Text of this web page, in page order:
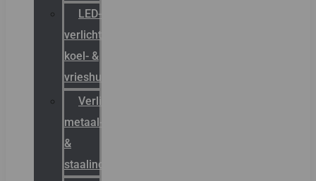
LED-
verlichting
koel- &
vrieshuizen
Verlichting
metaal-
&
staalindustrie